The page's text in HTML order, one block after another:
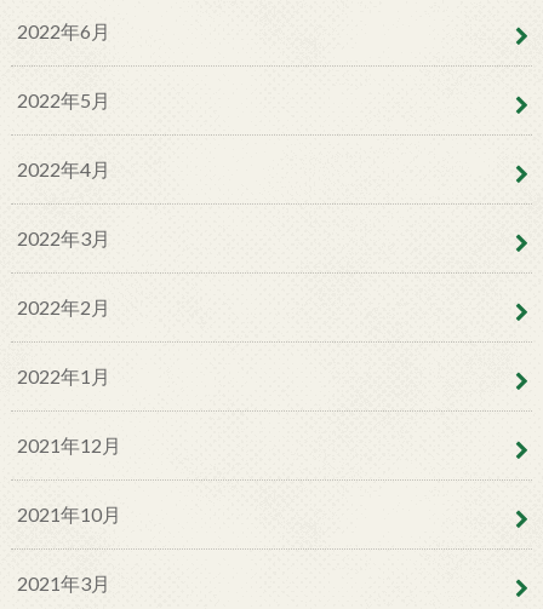
2022年6月
2022年5月
2022年4月
2022年3月
2022年2月
2022年1月
2021年12月
2021年10月
2021年3月